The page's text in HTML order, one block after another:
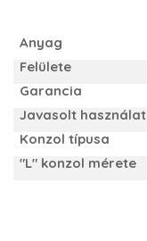
Anyag
Felülete
Garancia
Javasolt használat
Konzol típusa
"L" konzol mérete